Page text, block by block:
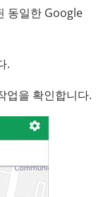
동일한 Google
.
업을 확인합니다.